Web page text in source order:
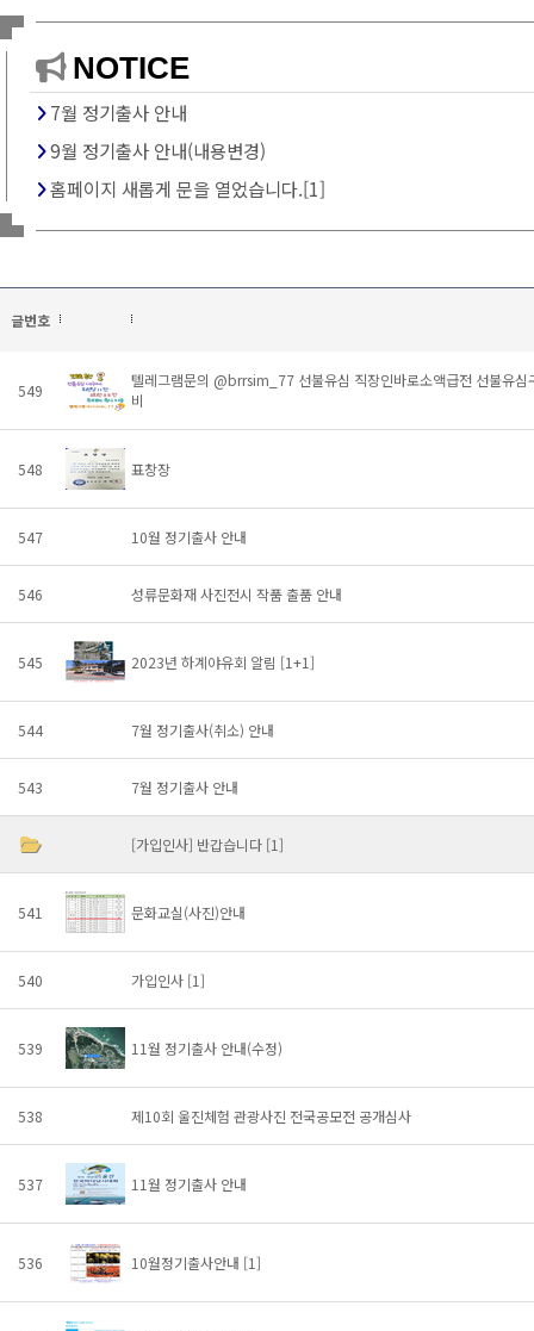
NOTICE
7월 정기출사 안내
9월 정기출사 안내(내용변경)
홈페이지 새롭게 문을 열었습니다.[1]
글번호
549
텔레그램문의 @brrsim_77 선불유심 직장인바로소액급전 선불유
비
548 표창장
547 10월 정기출사 안내
546 성류문화재 사진전시 작품 출품 안내
545 2023년 하계야유회 알림 [1+1]
544 7월 정기출사(취소) 안내
543 7월 정기출사 안내
[가입인사] 반갑습니다 [1]
541 문화교실(사진)안내
540 가입인사 [1]
539 11월 정기출사 안내(수정)
538 제10회 울진체험 관광사진 전국공모전 공개심사
537 11월 정기출사 안내
536 10월정기출사안내 [1]